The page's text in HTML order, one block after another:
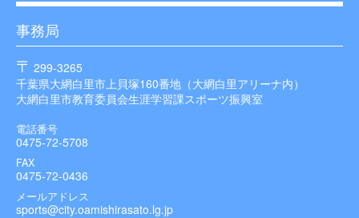
事務局
299-3265
千葉県大網白里市上貝塚160番地（大網白里アリーナ内）
大網白里市教育委員会生涯学習課スポーツ振興室
電話番号
0475-72-5708
FAX
0475-72-0436
メールアドレス
sports@city.oamishirasato.lg.jp